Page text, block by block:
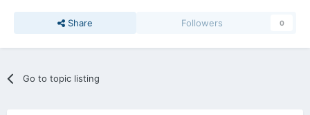
Share Followers 0
Go to topic listing